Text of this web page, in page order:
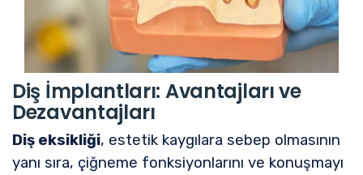
Diş İmplantları: Avantajları ve
Dezavantajları
Diş eksikliği, estetik kaygılara sebep olmasının
yanı sıra, çiğneme fonksiyonlarını ve konuşmayı